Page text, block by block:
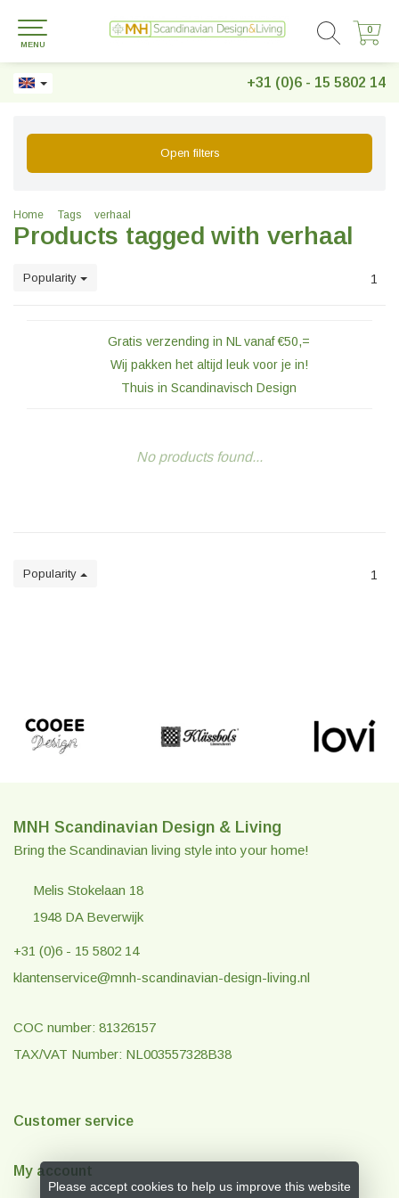
+31 (0)6 - 15 5802 14
0
0
MENU
Open filters
Home Tags verhaal
Products tagged with verhaal
Popularity 1
Gratis verzending in NL vanaf €50,=
Wij pakken het altijd leuk voor je in!
Thuis in Scandinavisch Design
No products found...
Popularity 1
MNH Scandinavian Design & Living
Bring the Scandinavian living style into your home!
Melis Stokelaan 18
1948 DA Beverwijk
+31 (0)6 - 15 5802 14
klantenservice@mnh-scandinavian-design-living.nl
COC number: 81326157
TAX/VAT Number: NL003557328B38
Customer service
My account
Please accept cookies to help us improve this website